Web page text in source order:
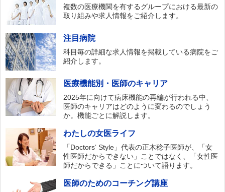
複数の医療機関を有するグループにおける最新の
取り組みや求人情報をご紹介します。
注目病院
科目毎の詳細な求人情報を掲載している病院をご
紹介します。
医療機能別・医師のキャリア
2025年に向けて病床機能の再編が行われる中、
医師のキャリアはどのように変わるのでしょう
か。機能ごとに解説します。
わたしの女医ライフ
「Doctors‘ Style」代表の正木稔子医師が、「女
性医師だからできない」ことではなく、「女性医
師だからできる」ことについて語ります。
医師のためのコーチング講座